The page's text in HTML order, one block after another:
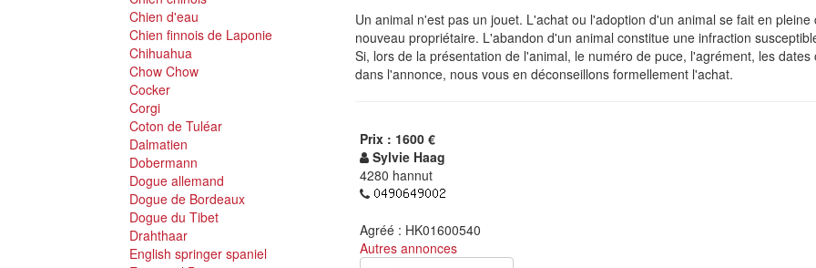
Chien d'eau
Chien finnois de Laponie
Chihuahua
Chow Chow
Cocker
Corgi
Coton de Tuléar
Dalmatien
Dobermann
Dogue allemand
Dogue de Bordeaux
Dogue du Tibet
Drahthaar
English springer spaniel
Un animal n'est pas un jouet. L'achat ou l'adoption d'un animal se fait en
nouveau propriétaire. L'abandon d'un animal constitue une infraction
Si, lors de la présentation de l'animal, le numéro de puce, l'agrément, les
dans l'annonce, nous vous en déconseillons formellement l'achat.
Prix : 1600 €
Sylvie Haag
4280 hannut
Agréé : HK01600540
Autres annonces